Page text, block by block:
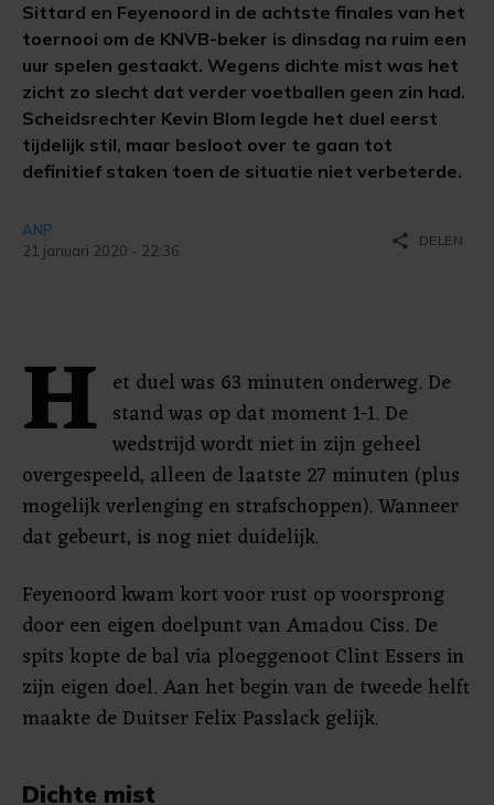
Sittard en Feyenoord in de achtste finales van het
toernooi om de KNVB-beker is dinsdag na ruim een
uur spelen gestaakt. Wegens dichte mist was het
zicht zo slecht dat verder voetballen geen zin had.
Scheidsrechter Kevin Blom legde het duel eerst
tijdelijk stil, maar besloot over te gaan tot
definitief staken toen de situatie niet verbeterde.
ANP
21 januari 2020 - 22:36
share DELEN
H et duel was 63 minuten onderweg. De
stand was op dat moment 1-1. De
wedstrijd wordt niet in zijn geheel
overgespeeld, alleen de laatste 27 minuten (plus
mogelijk verlenging en strafschoppen). Wanneer
dat gebeurt, is nog niet duidelijk.
Feyenoord kwam kort voor rust op voorsprong
door een eigen doelpunt van Amadou Ciss. De
spits kopte de bal via ploeggenoot Clint Essers in
zijn eigen doel. Aan het begin van de tweede helft
maakte de Duitser Felix Passlack gelijk.
Dichte mist